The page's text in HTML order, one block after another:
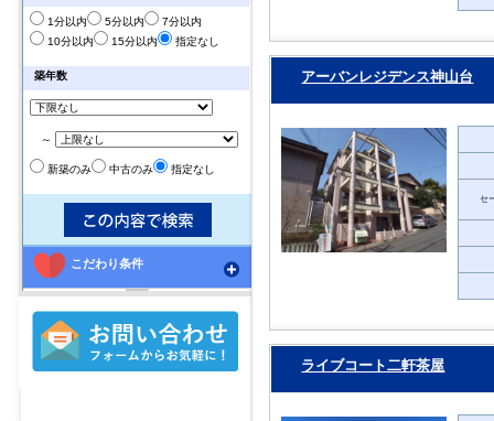
1分以内 5分以内
7分以内
10分以内
15分以内 指定なし
築年数
～
新築のみ 中古のみ 指定なし
こだわり条件
アーバンレジデンス神山台
セ
ライブコート二軒茶屋